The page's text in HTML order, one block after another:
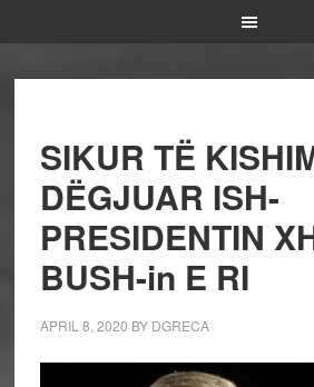
SIKUR TË
DËGJUAR ISH-
PRESIDENTIN
BUSH-in E RI
APRIL 8, 2020 BY DGRECA